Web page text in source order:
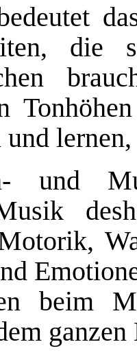
die
und
beim
ganzen